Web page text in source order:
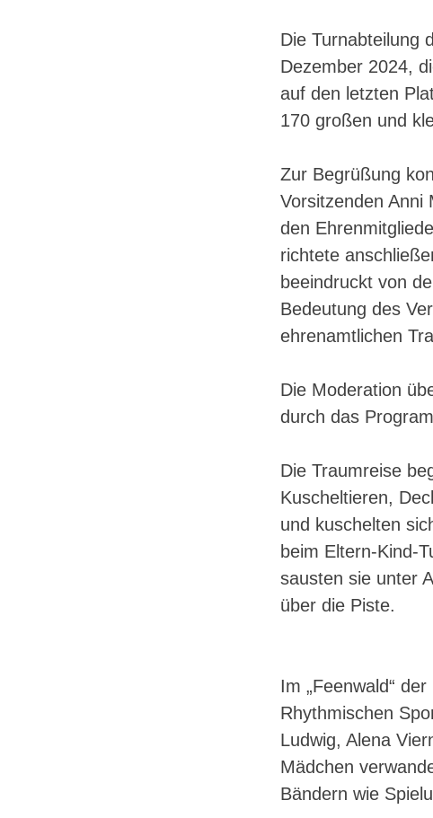
Die Turnabteilung
Dezember 2024,
auf den letzten
170 großen und
Zur Begrüßung
Vorsitzenden Anni
den
richtete
beeindruckt von
Bedeutung des
ehrenamtlichen
Die Moderation
durch das
Die Traumreise
Kuscheltieren,
und kuschelten
beim Eltern-Kind-
sausten sie unter
über die Piste.
Im „Feenwald“
Rhythmischen
Ludwig, Alena
Mädchen
Bändern wie